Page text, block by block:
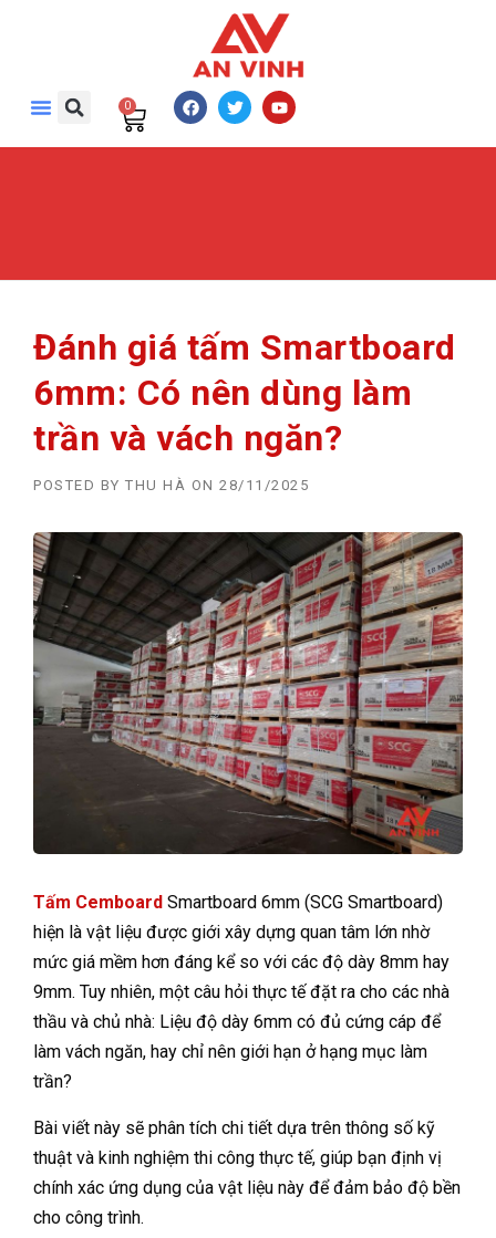
0
Đánh giá tấm Smartboard
6mm: Có nên dùng làm
trần và vách ngăn?
POSTED BY THU HÀ ON 28/11/2025
Tấm Cemboard Smartboard 6mm (SCG Smartboard)
hiện là vật liệu được giới xây dựng quan tâm lớn nhờ
mức giá mềm hơn đáng kể so với các độ dày 8mm hay
9mm. Tuy nhiên, một câu hỏi thực tế đặt ra cho các nhà
thầu và chủ nhà: Liệu độ dày 6mm có đủ cứng cáp để
làm vách ngăn, hay chỉ nên giới hạn ở hạng mục làm
trần?
Bài viết này sẽ phân tích chi tiết dựa trên thông số kỹ
thuật và kinh nghiệm thi công thực tế, giúp bạn định vị
chính xác ứng dụng của vật liệu này để đảm bảo độ bền
cho công trình.